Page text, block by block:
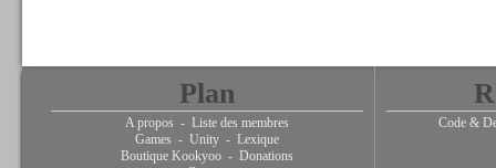
Plan
A propos - Liste des membres
Games - Unity - Lexique
Boutique Kookyoo - Donations
Code &